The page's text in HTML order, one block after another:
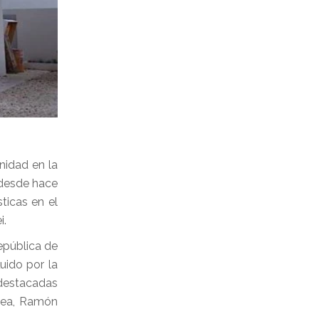
en la
hace
en el
de
por la
Ramón